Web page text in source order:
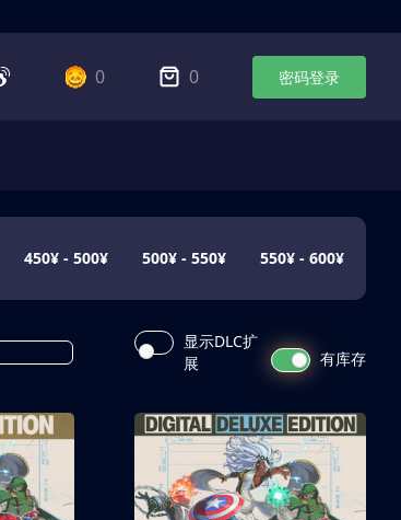
0 0 密码登录
450¥ - 500¥ 500¥ - 550¥ 550¥ - 600¥
显示DLC扩
展
有库存